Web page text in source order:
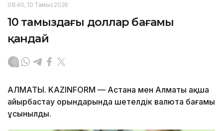
08:40, 10 Тамыз 2026
10 тамыздағы доллар бағамы
қандай
АЛМАТЫ. KAZINFORM — Астана мен Алматы ақша
айырбастау орындарында шетелдік валюта бағамы
ұсынылды.